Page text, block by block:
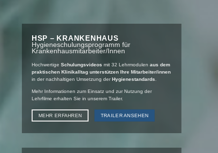
HSP – KRANKENHAUS
Hygieneschulungsprogramm für
Krankenhausmitarbeiter/Innen
Hochwertige Schulungsvideos mit 32 Lehrmodulen aus dem
praktischen Klinikalltag unterstützen Ihre Mitarbeiter/innen
in der nachhaltigen Umsetzung derHygienestandards
Mehr Informationen zum Einsatz und zur Nutzung der
Lehrfilme erhalten Sie in unserem Trailer.
MEHR ERFAHREN TRAILER ANSEHEN